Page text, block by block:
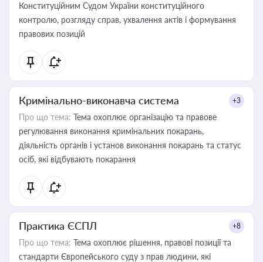
Конституційним Судом України конституційного
контролю, розгляду справ, ухвалення актів і формування
правових позицій
Кримінально-виконавча система +3
Про що тема: Тема охоплює організацію та правове
регулювання виконання кримінальних покарань,
діяльність органів і установ виконання покарань та статус
осіб, які відбувають покарання
Практика ЄСПЛ +8
Про що тема: Тема охоплює рішення, правові позиції та
стандарти Європейського суду з прав людини, які